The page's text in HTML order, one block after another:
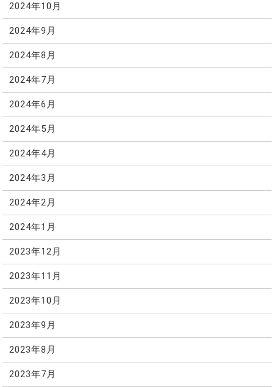
2024年10月
2024年9月
2024年8月
2024年7月
2024年6月
2024年5月
2024年4月
2024年3月
2024年2月
2024年1月
2023年12月
2023年11月
2023年10月
2023年9月
2023年8月
2023年7月